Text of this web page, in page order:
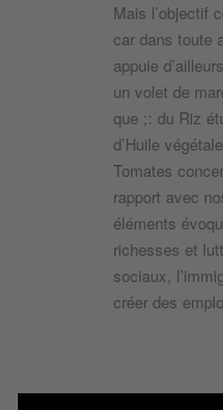
Mais l’objectif
car dans toute
appuie
un volet de
que ;: du Riz
d’Huile
Tomates
rapport avec
éléments
richesses et
sociaux,
créer des